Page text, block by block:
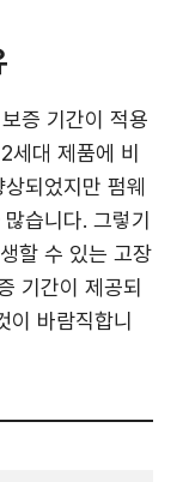
증 기간이 적용
세대 제품에 비
되었지만 펌웨
습니다. 그렇기
할 수 있는 고장
기간이 제공되
이 바람직합니